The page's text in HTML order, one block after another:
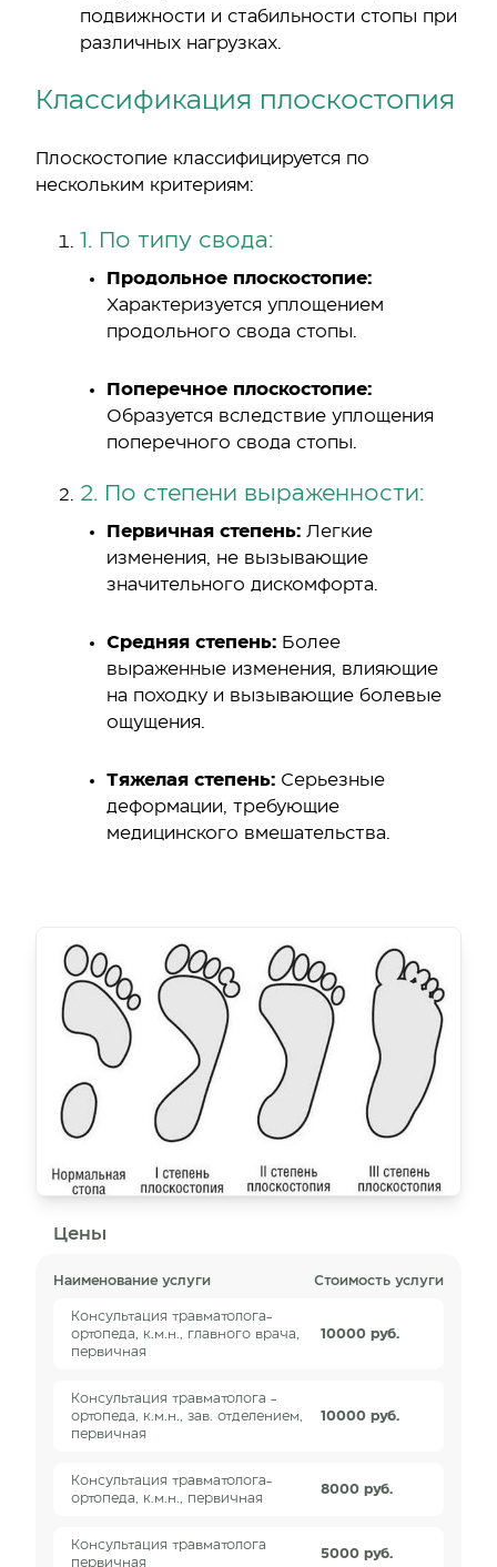
подвижности и стабильности стопы при
различных нагрузках.
Классификация плоскостопия
Плоскостопие классифицируется по
нескольким критериям:
1. По типу свода:
Продольное плоскостопие:
Характеризуется уплощением
продольного свода стопы.
Поперечное плоскостопие:
Образуется вследствие уплощения
поперечного свода стопы.
2. По степени выраженности:
Первичная степень: Легкие
изменения, не вызывающие
значительного дискомфорта.
Средняя степень: Более
выраженные изменения, влияющие
на походку и вызывающие болевые
ощущения.
Тяжелая степень: Серьезные
деформации, требующие
медицинского вмешательства.
Цены
Наименование услуги Стоимость услуги
Консультация травматолога-
ортопеда, к.м.н., главного врача,
первичная
10000 руб.
Консультация травматолога -
ортопеда, к.м.н., зав. отделением,
первичная
10000 руб.
Консультация травматолога-
ортопеда, к.м.н., первичная
8000 руб.
Консультация травматолога
первичная
5000 руб.